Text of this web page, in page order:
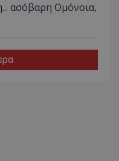
ασόβαρη Ομόνοια,